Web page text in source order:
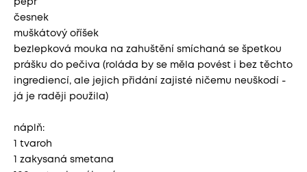
pepř
česnek
muškátový oříšek
bezlepková mouka na zahuštění smíchaná se špetkou
prášku do pečiva (roláda by se měla povést i bez těchto
ingrediencí, ale jejich přidání zajisté ničemu neuškodí -
já je raději použila)
náplň:
1 tvaroh
1 zakysaná smetana